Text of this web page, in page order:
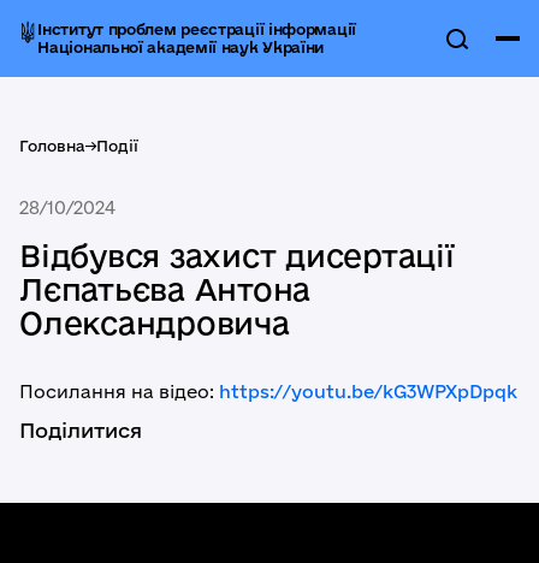
Інститут проблем реєстрації інформації
Національної академії наук України
Головна->Події
28/10/2024
Відбувся захист дисертації
Лєпатьєва Антона
Олександровича
Посилання на відео: https://youtu.be/kG3WPXpDpqk
Поділитися